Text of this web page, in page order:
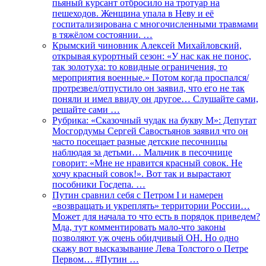
пьяный курсант отбросило на тротуар на
пешеходов. Женщина упала в Неву и её
госпитализирована с многочисленными травмами
в тяжёлом состоянии. …
Крымский чиновник Алексей Михайловский,
открывая курортный сезон: «У нас как не понос,
так золотуха: то ковидные ограничения, то
мероприятия военные.» Потом когда проспался/
протрезвел/отпустило он заявил, что его не так
поняли и имел ввиду он другое… Слушайте сами,
решайте сами …
Рубрика: «Сказочный чудак на букву М»: Депутат
Мосгордумы Сергей Савостьянов заявил что он
часто посещает разные детские песочницы
наблюдая за детьми… Мальчик в песочнице
говорит: «Мне не нравится красный совок. Не
хочу красный совок!». Вот так и вырастают
пособники Госдепа. …
Путин сравнил себя с Петром I и намерен
«возвращать и укреплять» территории России…
Может для начала то что есть в порядок приведем?
Мда, тут комментировать мало-что законы
позволяют уж очень обидчивый ОН. Но одно
скажу вот высказывание Лева Толстого о Петре
Первом… #Путин …